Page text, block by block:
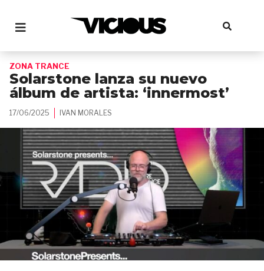
ZONA TRANCE
Solarstone lanza su nuevo
álbum de artista: ‘innermost’
17/06/2025 IVAN MORALES